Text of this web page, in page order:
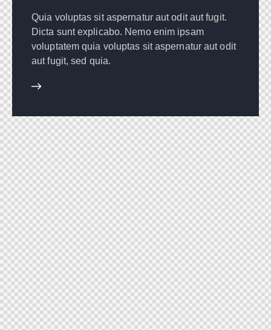
Quia voluptas sit aspernatur aut odit aut fugit.
Dicta sunt explicabo. Nemo enim ipsam
voluptatem quia voluptas sit aspernatur aut odit
aut fugit, sed quia.